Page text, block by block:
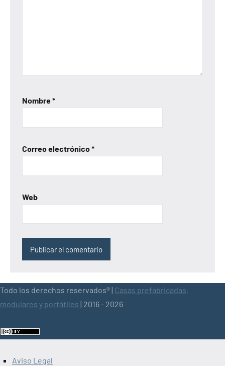
Nombre*
Correo electrónico*
Web
Todo los derechos reservados® | Casas prefabricadas,
modulares y portátiles | 2016 - 2026
Aviso Legal